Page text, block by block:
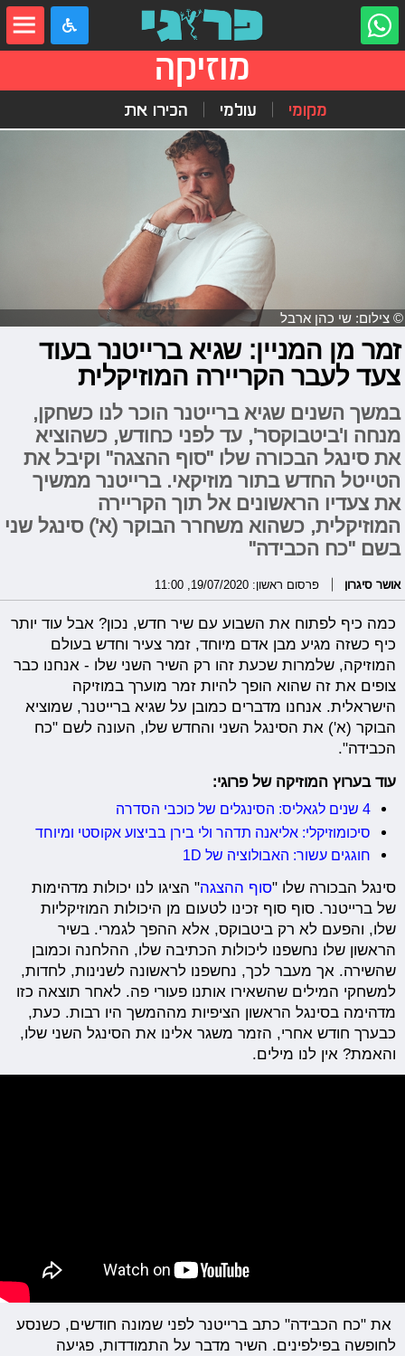
מוזיקה
מקומי עולמי הכירו את
© צילום: שי כהן ארבל
זמר מן המניין: שגיא ברייטנר בעוד
צעד לעבר הקריירה המוזיקלית
במשך השנים שגיא ברייטנר הוכר לנו כשחקן,
מנחה ו'ביטבוקסר', עד לפני כחודש, כשהוציא
את סינגל הבכורה שלו "סוף ההצגה" וקיבל את
הטייטל החדש בתור מוזיקאי. ברייטנר ממשיך
את צעדיו הראשונים אל תוך הקריירה
המוזיקלית, כשהוא משחרר הבוקר (א') סינגל שני
בשם "כח הכבידה"
אושר סיגרון פרסום ראשון: 19/07/2020, 11:00
כמה כיף לפתוח את השבוע עם שיר חדש, נכון? אבל עוד יותר
כיף כשזה מגיע מבן אדם מיוחד, זמר צעיר וחדש בעולם
המוזיקה, שלמרות שכעת זהו רק השיר השני שלו - אנחנו כבר
צופים את זה שהוא הופך להיות זמר מוערך במוזיקה
הישראלית. אנחנו מדברים כמובן על שגיא ברייטנר, שמוציא
הבוקר (א') את הסינגל השני והחדש שלו, העונה לשם "כח
הכבידה".
עוד בערוץ המוזיקה של פרוגי:
4 שנים לגאליס: הסינגלים של כוכבי הסדרה
סיכומוזיקלי: אליאנה תדהר ולי בירן בביצוע אקוסטי ומיוחד
חוגגים עשור: האבולוציה של 1D
סינגל הבכורה שלו "סוף ההצגה" הציגו לנו יכולות מדהימות
של ברייטנר. סוף סוף זכינו לטעום מן היכולות המוזיקליות
שלו, והפעם לא רק ביטבוקס, אלא ההפך לגמרי. בשיר
הראשון שלו נחשפנו ליכולות הכתיבה שלו, ההלחנה וכמובן
שהשירה. אך מעבר לכך, נחשפנו לראשונה לשנינות, לחדות,
למשחקי המילים שהשאירו אותנו פעורי פה. לאחר תוצאה כזו
מדהימה בסינגל הראשון הציפיות מההמשך היו רבות. כעת,
כבערך חודש אחרי, הזמר משגר אלינו את הסינגל השני שלו,
והאמת? אין לנו מילים.
את "כח הכבידה" כתב ברייטנר לפני שמונה חודשים, כשנסע
לחופשה בפילפינים. השיר מדבר על התמודדות, פגיעה